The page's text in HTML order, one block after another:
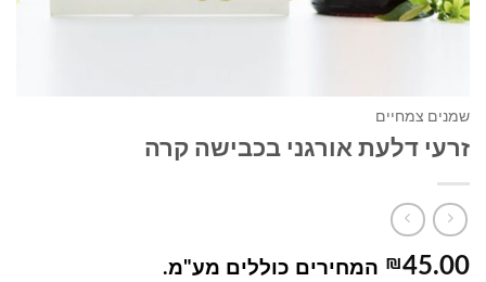
שמנים צמחיים
זרעי דלעת אורגני בכבישה קרה
₪45.00
המחירים כוללים מע"מ.